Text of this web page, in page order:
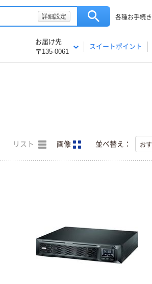
詳細設定 各種お手続き
お届け先
〒135-0061
スイートポイント
リスト 画像 並べ替え：